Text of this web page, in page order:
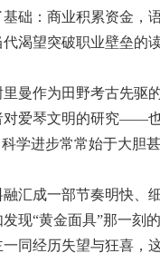
础：商业积累资金，
渴望突破职业壁垒的
里曼作为田野考古先
对爱琴文明的研究——
学进步常常始于大胆
汇成一部节奏明快、
现“黄金面具”那一刻
同经历失望与狂喜，